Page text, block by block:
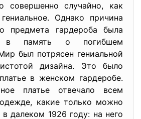
совершенно случайно, как
Однако причина
предмета гардероба была
в память о погибшем
был потрясен гениальной
дизайна. Это было
в женском гардеробе.
платье отвечало всем
какие только можно
далеком 1926 году: на него